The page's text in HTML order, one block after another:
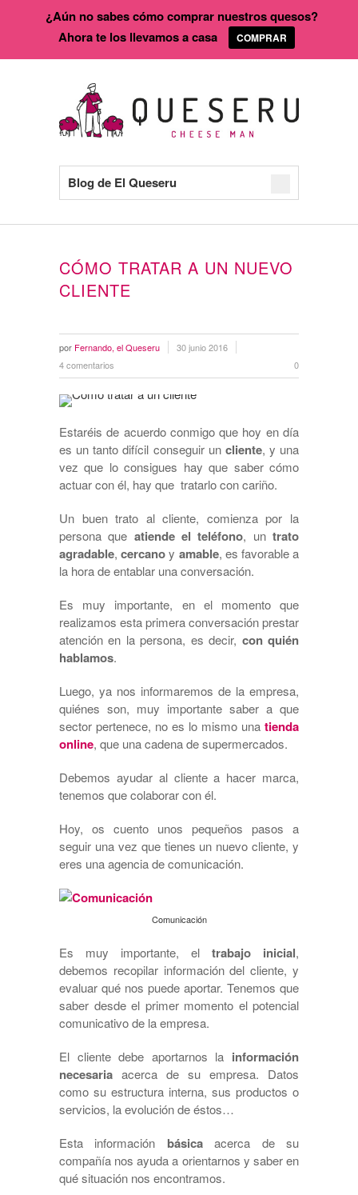
Blog de El Queseru
CÓMO TRATAR A UN NUEVO
CLIENTE
por Fernando, el Queseru
30 junio 2016
4 comentarios
0
Estaréis de acuerdo conmigo que hoy en día
es un tanto difícil conseguir un cliente, y una
vez que lo consigues hay que saber cómo
actuar con él, hay que tratarlo con cariño.
Un buen trato al cliente, comienza por la
persona que atiende el teléfono, untrato
agradable,cercanoy amable, es favorable a
la hora de entablar una conversación.
Es muy importante, en el momento que
realizamos esta primera conversación prestar
atención en la persona, es decir, con quién
hablamos.
Luego, ya nos informaremos de la empresa,
quiénes son, muy importante saber a que
sector pertenece, no es lo mismo una tienda
online, que una cadena de supermercados.
Debemos ayudar al cliente a hacer marca,
tenemos que colaborar con él.
Hoy, os cuento unos pequeños pasos a
seguir una vez que tienes un nuevo cliente, y
eres una agencia de comunicación.
Comunicación
Es muy importante, el trabajo inicial,
debemos recopilar información del cliente, y
evaluar qué nos puede aportar. Tenemos que
saber desde el primer momento el potencial
comunicativo de la empresa.
El cliente debe aportarnos la información
necesaria acerca de su empresa. Datos
como su estructura interna, sus productos o
servicios, la evolución de éstos…
Esta información básicaacerca de su
compañía nos ayuda a orientarnos y saber en
qué situación nos encontramos.
¿Aún no sabes cómo comprar nuestros quesos?
Ahora te los llevamos a casa
COMPRAR